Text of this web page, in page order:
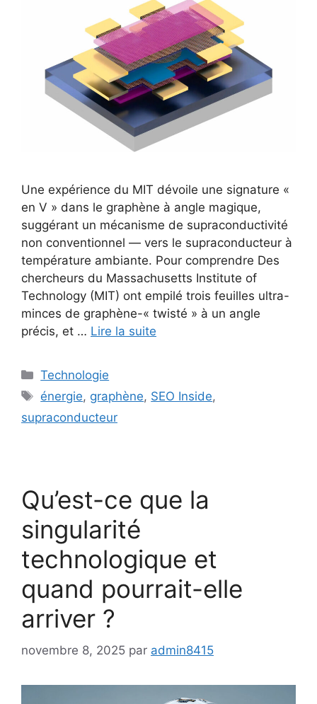
Une expérience du MIT dévoile une signature «
en V » dans le graphène à angle magique,
suggérant un mécanisme de supraconductivité
non conventionnel — vers le supraconducteur à
température ambiante. Pour comprendre Des
chercheurs du Massachusetts Institute of
Technology (MIT) ont empilé trois feuilles ultra-
minces de ­graphène-« twisté » à un angle
précis, et … Lire la suite
Catégories
Technologie
Étiquettes
énergie, graphène, SEO Inside,
supraconducteur
Qu’est-ce que la
singularité
technologique et
quand pourrait-elle
arriver ?
novembre 8, 2025 par admin8415